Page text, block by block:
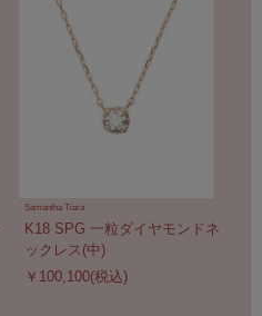
Samantha Tiara
K18 SPG 一粒ダイヤモンドネ
ックレス(中)
￥100,100(税込)